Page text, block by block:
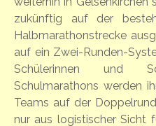
zukünftig auf der
Halbmarathonstrecke
auf ein Zwei-Runden-
Schülerinnen und
Schulmarathons werden
Teams auf der
nur aus logistischer Sicht